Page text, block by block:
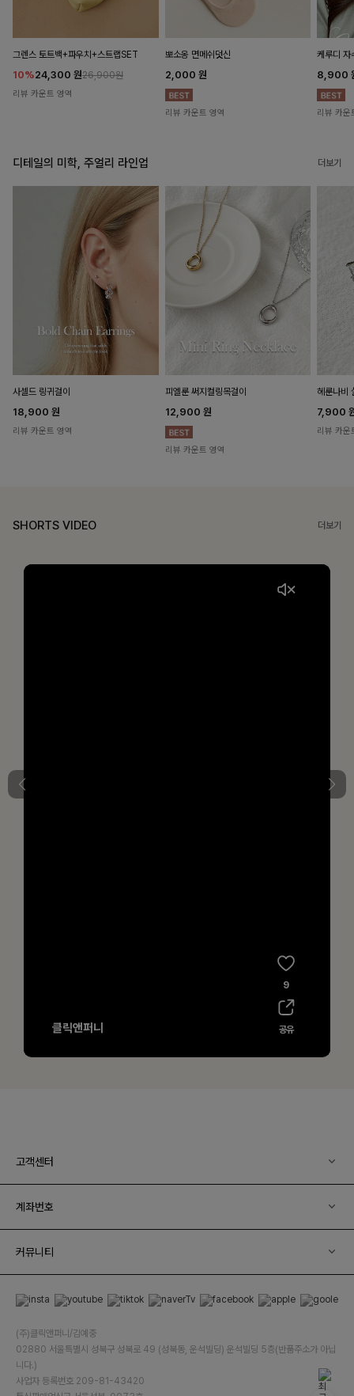
그렌스 토트백+파우치+스트랩SET
10%24,300 원26,900원
리뷰 카운트 영역
뽀소옹 면메쉬덧신
2,000 원
리뷰 카운트 영역
케루디 자
8,900
리뷰 카운
디테일의 미학, 주얼리 라인업 더보기
사셀드 링귀걸이
18,900 원
리뷰 카운트 영역
피엘룬 써지컬링목걸이
12,900 원
리뷰 카운트 영역
헤룬나비
7,900
리뷰 카운
SHORTS VIDEO 더보기
고객센터
계좌번호
커뮤니티
(주)클릭앤퍼니/김예중
02880 서울특별시 성북구 성북로 49 (성북동, 운석빌딩) 운석빌딩 5층(반품주소가 아닙
니다.)
사업자 등록번호 209-81-43420